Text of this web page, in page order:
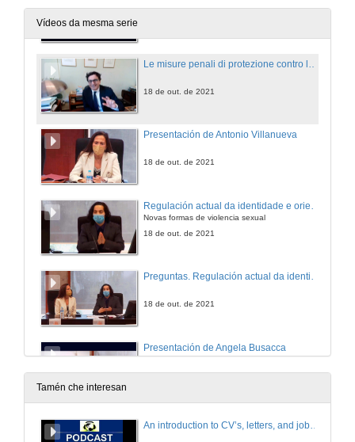
Vídeos da mesma serie
18 de out. de 2021
Presentación de Antonio Villanueva
18 de out. de 2021
Novas formas de violencia sexual
18 de out. de 2021
Preguntas. Regulación actual da identidade e orientacións sexuais
18 de out. de 2021
Presentación de Angela Busacca
25 de out. de 2021
Tamén che interesan
An introduction to CV’s, letters, and job searching